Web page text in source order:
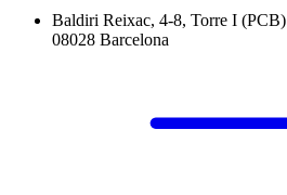
Baldiri Reixac, 4-8, Torre I (PCB)
08028 Barcelona